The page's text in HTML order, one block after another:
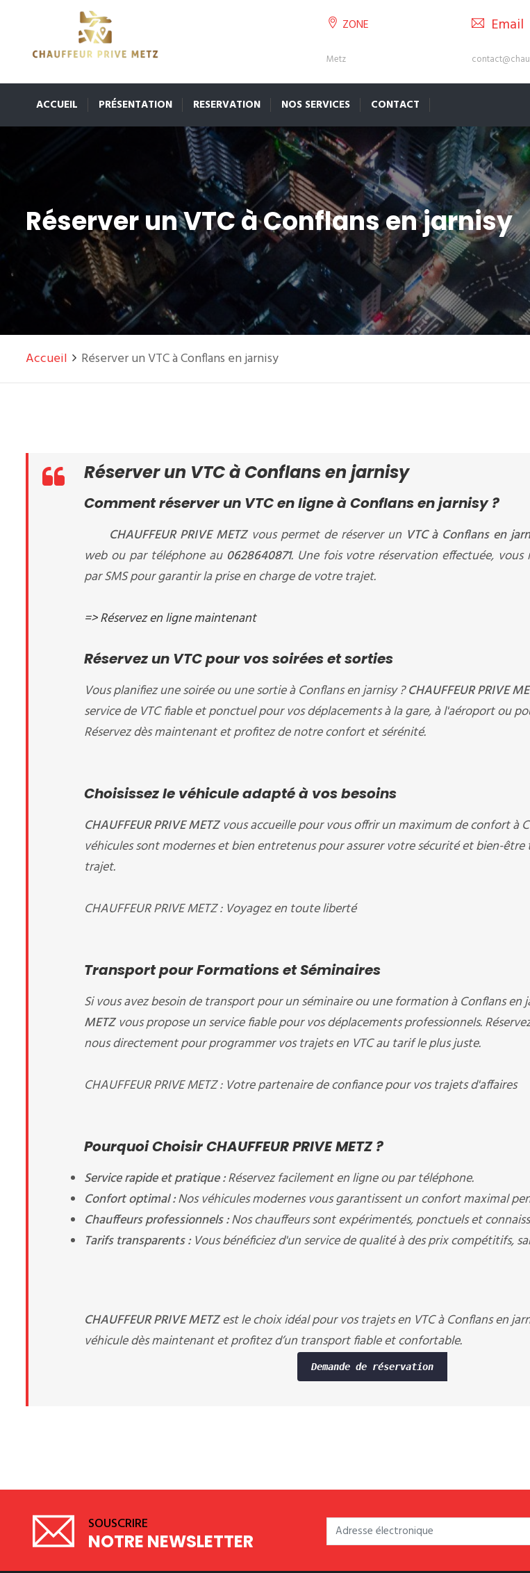
ZONE
Metz
Email
ACCUEIL PRÉSENTATION RESERVATION NOS SERVICES CONTACT
Réserver un VTC à Conflans en jarnisy
Accueil Réserver un VTC à Conflans en jarnisy
Réserver un VTC à Conflans en jarnisy
Comment réserver un VTC en ligne à Conflans en jarnisy ?
CHAUFFEUR PRIVE METZ vous permet de réserver un VTC à Conflans en
web ou par téléphone au 0628640871. Une fois votre réservation effectuée,
par SMS pour garantir la prise en charge de votre trajet.
=> Réservez en ligne maintenant
Réservez un VTC pour vos soirées et sorties
Vous planifiez une soirée ou une sortie à Conflans en jarnisy ?CHAUFFEUR PRIVE
service de VTC fiable et ponctuel pour vos déplacements à la gare, à l'aéroport ou
Réservez dès maintenant et profitez de notre confort et sérénité.
Choisissez le véhicule adapté à vos besoins
CHAUFFEUR PRIVE METZvous accueillepour vous offrir un maximum de confort à
véhicules sont modernes et bien entretenus pour assurer votre sécurité et bien-
trajet.
CHAUFFEUR PRIVE METZ : Voyagez en toute liberté
Transport pour Formations et Séminaires
Si vous avez besoin de transport pour un séminaire ou une formation à Conflans en
METZvous propose un service fiable pour vos déplacements professionnels.
nous directement pour programmer vos trajets en VTC au tarif le plus juste.
CHAUFFEUR PRIVE METZ : Votre partenaire de confiance pour vos trajets d'affaires
Pourquoi Choisir CHAUFFEUR PRIVE METZ ?
Service rapide et pratique :Réservez facilement en ligne ou par téléphone.
Confort optimal :Nos véhicules modernes vous garantissent un confort maximal
Chauffeurs professionnels :Nos chauffeurs sont expérimentés, ponctuels et
Tarifs transparents :Vous bénéficiez d'un service de qualité à des prix compétitifs,
CHAUFFEUR PRIVE METZest le choix idéal pour vos trajets en VTC à Conflans en
véhicule dès maintenant et profitez d’un transport fiable et confortable.
Demande de réservation
SOUSCRIRE
NOTRE NEWSLETTER